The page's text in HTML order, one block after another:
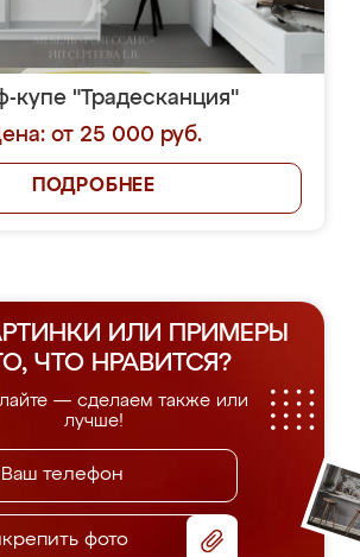
купе "Традесканция"
от 25 000 руб.
ПОДРОБНЕЕ
ИЛИ ПРИМЕРЫ
ЧТО НРАВИТСЯ?
— сделаем также или
лучше!
фото